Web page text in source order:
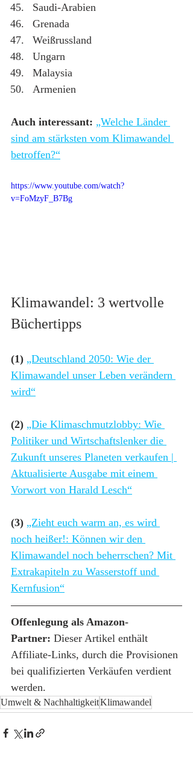
Saudi-Arabien
Grenada
Weißrussland
Ungarn
Malaysia
Armenien
Auch interessant: „Welche Länder
sind am stärksten vom Klimawandel
betroffen?“
https://www.youtube.com/watch?
v=FoMzyF_B7Bg
Klimawandel: 3 wertvolle
Büchertipps
(1) „Deutschland 2050: Wie der
Klimawandel unser Leben verändern
wird“
(2) „Die Klimaschmutzlobby: Wie
Politiker und Wirtschaftslenker die
Zukunft unseres Planeten verkaufen |
Aktualisierte Ausgabe mit einem
Vorwort von Harald Lesch“
(3) „Zieht euch warm an, es wird
noch heißer!: Können wir den
Klimawandel noch beherrschen? Mit
Extrakapiteln zu Wasserstoff und
Kernfusion“
Offenlegung als Amazon-
Partner: Dieser Artikel enthält
Affiliate-Links, durch die Provisionen
bei qualifizierten Verkäufen verdient
werden.
Umwelt & NachhaltigkeitKlimawandel